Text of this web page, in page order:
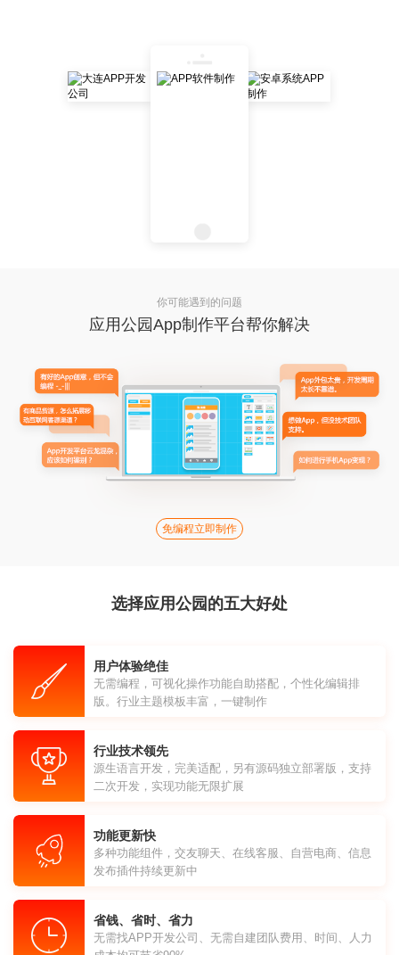
你可能遇到的问题
应用公园App制作平台帮你解决
免编程立即制作
选择应用公园的五大好处
用户体验绝佳
无需编程，可视化操作功能自助搭配，个性化编辑排
版。行业主题模板丰富，一键制作
行业技术领先
源生语言开发，完美适配，另有源码独立部署版，支持
二次开发，实现功能无限扩展
功能更新快
多种功能组件，交友聊天、在线客服、自营电商、信息
发布插件持续更新中
省钱、省时、省力
无需找APP开发公司、无需自建团队费用、时间、人力